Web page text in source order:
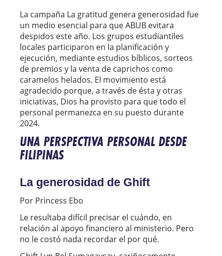
La campaña La gratitud genera generosidad fue
un medio esencial para que ABUB evitara
despidos este año. Los grupos estudiantiles
locales participaron en la planificación y
ejecución, mediante estudios bíblicos, sorteos
de premios y la venta de caprichos como
caramelos helados. El movimiento está
agradecido porque, a través de ésta y otras
iniciativas, Dios ha provisto para que todo el
personal permanezca en su puesto durante
2024.
UNA PERSPECTIVA PERSONAL DESDE
FILIPINAS
La generosidad de Ghift
Por Princess Ebo
Le resultaba difícil precisar el cuándo, en
relación al apoyo financiero al ministerio. Pero
no le costó nada recordar el por qué.